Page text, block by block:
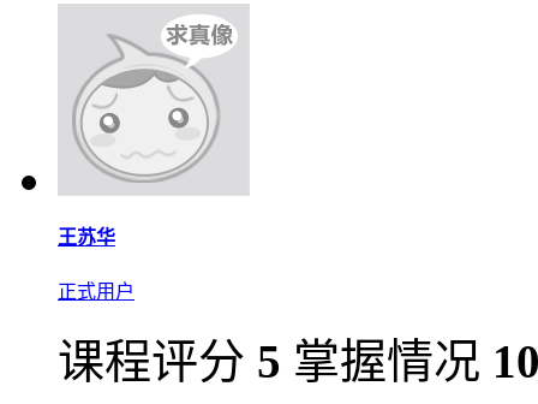
王苏华
正式用户
课程评分 5 掌握情况